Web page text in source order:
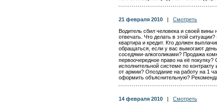
21 февраля 2010
Смотреть
Водитель сбил человека и своей вины
отвечать. Что делать в этой
квартира и кредит. Кто должен
обращаться, если у вас вымогают
соседями-алкоголиками? Продажа
первоочередное право на её
исполнительной системе по
от армии? Опоздание на работу на 1
оформить объяснительную?
14 февраля 2010
Смотреть